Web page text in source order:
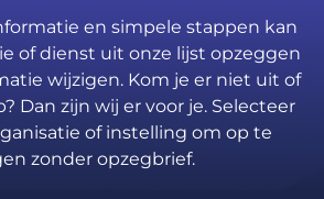
en simpele stappen kan
of dienst uit onze lijst opzeggen
wijzigen. Kom je er niet uit of
Dan zijn wij er voor je. Selecteer
of instelling om op te
zonder opzegbrief.